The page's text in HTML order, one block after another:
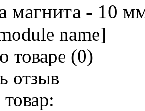
магнита - 10
name]
товаре (0)
отзыв